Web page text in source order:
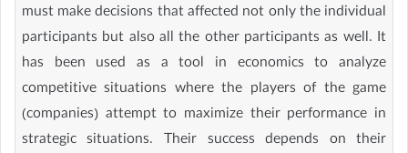
must make decisions that affected not only the individual
participants but also all the other participants as well. It
has been used as a tool in economics to analyze
competitive situations where the players of the game
(companies) attempt to maximize their performance in
strategic situations. Their success depends on their